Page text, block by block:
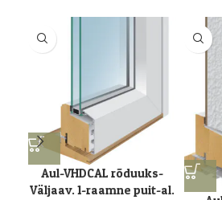
Aul-VHDCAL rõduuks-
Väljaav. 1-raamne puit-al.